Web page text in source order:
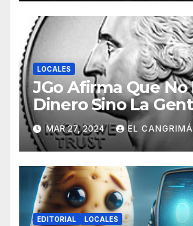
LOCALES
JGo Afirma Que
Dinero Sino La
Pregunta: «¿De
Tendrán Una
MAR 27, 2024 EL
EDITORIAL LOCALES